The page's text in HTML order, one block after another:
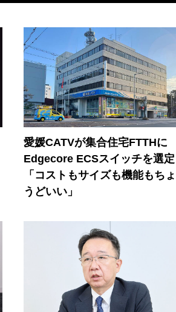
愛媛CATVが集合住宅FTTHに
Edgecore ECSスイッチを選定
「コストもサイズも機能もちょ
うどいい」